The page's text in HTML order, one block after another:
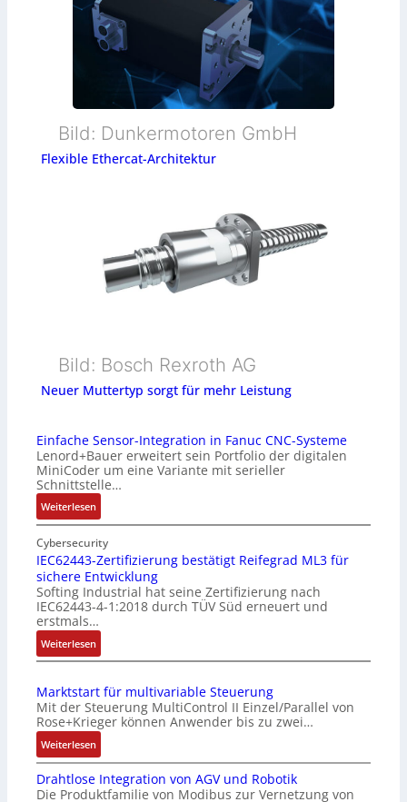
Bild: Dunkermotoren GmbH
Flexible Ethercat-Architektur
Bild: Bosch Rexroth AG
Neuer Muttertyp sorgt für mehr Leistung
Einfache Sensor-Integration in Fanuc CNC-Systeme
Lenord+Bauer erweitert sein Portfolio der digitalen
MiniCoder um eine Variante mit serieller
Schnittstelle…
Weiterlesen:
E
i
n
f
a
c
h
e
S
n
s
o
r
-
n
Cybersecurity
IEC62443-Zertifizierung bestätigt Reifegrad ML3 für
sichere Entwicklung
Softing Industrial hat seine Zertifizierung nach
IEC62443-4-1:2018 durch TÜV Süd erneuert und
erstmals…
Weiterlesen:
I
C
6
2
4
4
-
Marktstart für multivariable Steuerung
Mit der Steuerung MultiControl II Einzel/Parallel von
Rose+Krieger können Anwender bis zu zwei…
Weiterlesen:
M
a
r
Drahtlose Integration von AGV und Robotik
Die Produktfamilie von Modibus zur Vernetzung von